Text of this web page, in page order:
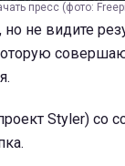
пресс (фото:
не видите
Styler) со